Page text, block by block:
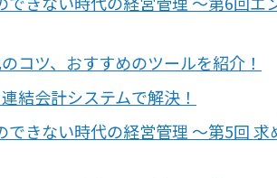
コツ、おすすめのツールを紹介！
結会計システムで解決！
できない時代の経営管理 〜第5回